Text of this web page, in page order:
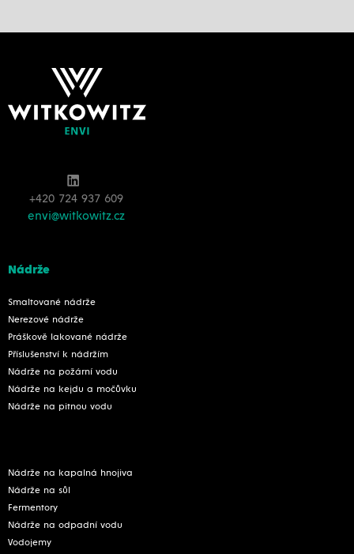
+420 724 937 609
envi@witkowitz.cz
Nádrže
Smaltované nádrže
Nerezové nádrže
Práškově lakované nádrže
Příslušenství k nádržím
Nádrže na požární vodu
Nádrže na kejdu a močůvku
Nádrže na pitnou vodu
Nádrže na kapalná hnojiva
Nádrže na sůl
Fermentory
Nádrže na odpadní vodu
Vodojemy